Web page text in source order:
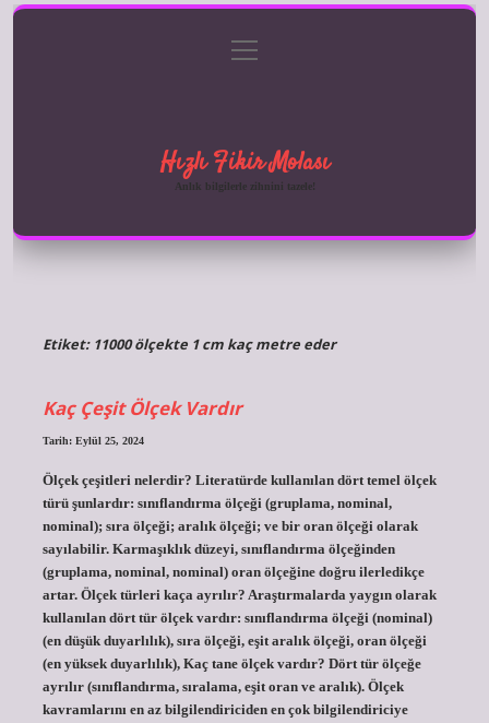
Gizlilik Politikası
menüyü
aç
Hızlı Fikir Molası
Anlık bilgilerle zihnini tazele!
Etiket: 11000 ölçekte 1 cm kaç metre eder
Kaç Çeşit Ölçek Vardır
Tarih: Eylül 25, 2024
Ölçek çeşitleri nelerdir? Literatürde kullanılan dört temel ölçek
türü şunlardır: sınıflandırma ölçeği (gruplama, nominal,
nominal); sıra ölçeği; aralık ölçeği; ve bir oran ölçeği olarak
sayılabilir. Karmaşıklık düzeyi, sınıflandırma ölçeğinden
(gruplama, nominal, nominal) oran ölçeğine doğru ilerledikçe
artar. Ölçek türleri kaça ayrılır? Araştırmalarda yaygın olarak
kullanılan dört tür ölçek vardır: sınıflandırma ölçeği (nominal)
(en düşük duyarlılık), sıra ölçeği, eşit aralık ölçeği, oran ölçeği
(en yüksek duyarlılık), Kaç tane ölçek vardır? Dört tür ölçeğe
ayrılır (sınıflandırma, sıralama, eşit oran ve aralık). Ölçek
kavramlarını en az bilgilendiriciden en çok bilgilendiriciye